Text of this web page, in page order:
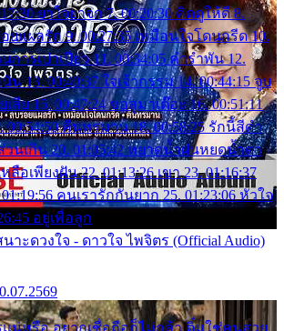
ยาใจยาจก 7. 00:20:30 คิดดูให้ดี 8.
ยแผลรัก 9. 00:27:35 เหมือนใจโดนกรีด 10.
การเปาเปียว 11. 00:34:05 คำรำพัน 12.
น 13. 00:40:37 ใจเจ้ากรรม 14. 00:44:15 จูบ
สีย 15. 00:47:24 ขอสูมาเต๊อะ 16. 00:51:11
00:54:50 คืนทรมาน 18. 00:58:25 รักนี้สีดำ
ส่วนเกิน 20. 01:05:42 หยาดน้ำฝนหยดน้ำตา
หลือเพียงฝัน 22. 01:13:26 เขา 23. 01:16:37
คนเรารักกันยาก 25. 01:23:06 หัวใจ
อยู่เพื่อลูก
นาะดวงใจ - ดาวใจ ไพจิตร (Official Audio)
แน่หรือ อยากเชื่อถือก็ไม่กล้า ติ๋มใช่คนสวย